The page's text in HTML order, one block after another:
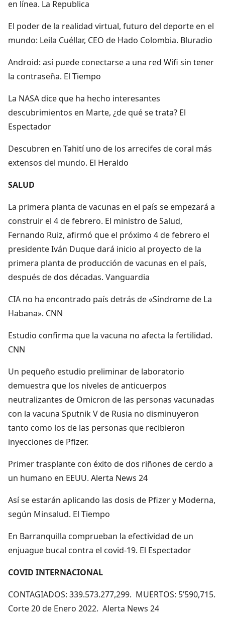
en línea. La Republica
El poder de la realidad virtual, futuro del deporte en el
mundo: Leila Cuéllar, CEO de Hado Colombia. Bluradio
Android: así puede conectarse a una red Wifi sin tener
la contraseña. El Tiempo
La NASA dice que ha hecho interesantes
descubrimientos en Marte, ¿de qué se trata? El
Espectador
Descubren en Tahití uno de los arrecifes de coral más
extensos del mundo. El Heraldo
SALUD
La primera planta de vacunas en el país se empezará a
construir el 4 de febrero. El ministro de Salud,
Fernando Ruiz, afirmó que el próximo 4 de febrero el
presidente Iván Duque dará inicio al proyecto de la
primera planta de producción de vacunas en el país,
después de dos décadas. Vanguardia
CIA no ha encontrado país detrás de «Síndrome de La
Habana». CNN
Estudio confirma que la vacuna no afecta la fertilidad.
CNN
Un pequeño estudio preliminar de laboratorio
demuestra que los niveles de anticuerpos
neutralizantes de Omicron de las personas vacunadas
con la vacuna Sputnik V de Rusia no disminuyeron
tanto como los de las personas que recibieron
inyecciones de Pfizer.
Primer trasplante con éxito de dos riñones de cerdo a
un humano en EEUU. Alerta News 24
Así se estarán aplicando las dosis de Pfizer y Moderna,
según Minsalud. El Tiempo
En Barranquilla comprueban la efectividad de un
enjuague bucal contra el covid-19. El Espectador
COVID INTERNACIONAL
CONTAGIADOS: 339.573.277,299. MUERTOS: 5’590,715.
Corte 20 de Enero 2022. Alerta News 24